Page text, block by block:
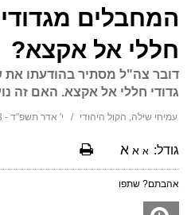
המחבלים מגדודי
חללי אל אקצא?
דובר צה"ל מסתיר בהודעתו את
גדודי חללי אל אקצא. האם זה
עמיחי שילה, הקול היהודי י' אדר תשפ"ד - 10:33 19/02/2024
גודל: א א א
אהבתם? שתפו